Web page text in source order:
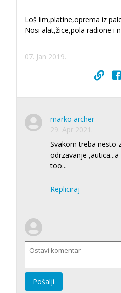
Loš lim,platine,oprema iz
Nosi alat,žice,pola radione i
07. Jan 2019.
marko archer
29. Apr 2021.
Svakom treba nesto
odrzavanje
too...
Repliciraj
Pošalji